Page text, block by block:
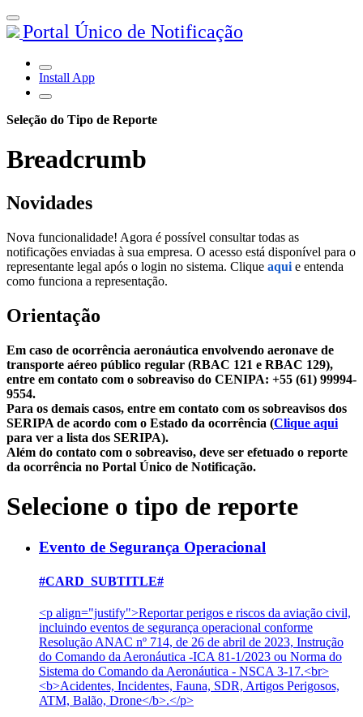
Portal Único de Notificação
Install App
Seleção do Tipo de Reporte
Breadcrumb
Novidades
Nova funcionalidade! Agora é possível consultar todas as
notificações enviadas à sua empresa. O acesso está disponível para o
representante legal após o login no sistema. Clique aqui e entenda
como funciona a representação.
Orientação
Em caso de ocorrência aeronáutica envolvendo aeronave de
transporte aéreo público regular (RBAC 121 e RBAC 129),
entre em contato com o sobreaviso do CENIPA: +55 (61) 99994-
9554.
Para os demais casos, entre em contato com os sobreavisos dos
SERIPA de acordo com o Estado da ocorrência (Clique aqui
para ver a lista dos SERIPA).
Além do contato com o sobreaviso, deve ser efetuado o reporte
da ocorrência no Portal Único de Notificação.
Selecione o tipo de reporte
Evento de Segurança Operacional
#CARD_SUBTITLE#
<p align="justify">Reportar perigos e riscos da aviação civil,
incluindo eventos de segurança operacional conforme
Resolução ANAC nº 714, de 26 de abril de 2023, Instrução
do Comando da Aeronáutica -ICA 81-1/2023 ou Norma do
Sistema do Comando da Aeronáutica - NSCA 3-17.<br>
<b>Acidentes, Incidentes, Fauna, SDR, Artigos Perigosos,
ATM, Balão, Drone</b>.</p>